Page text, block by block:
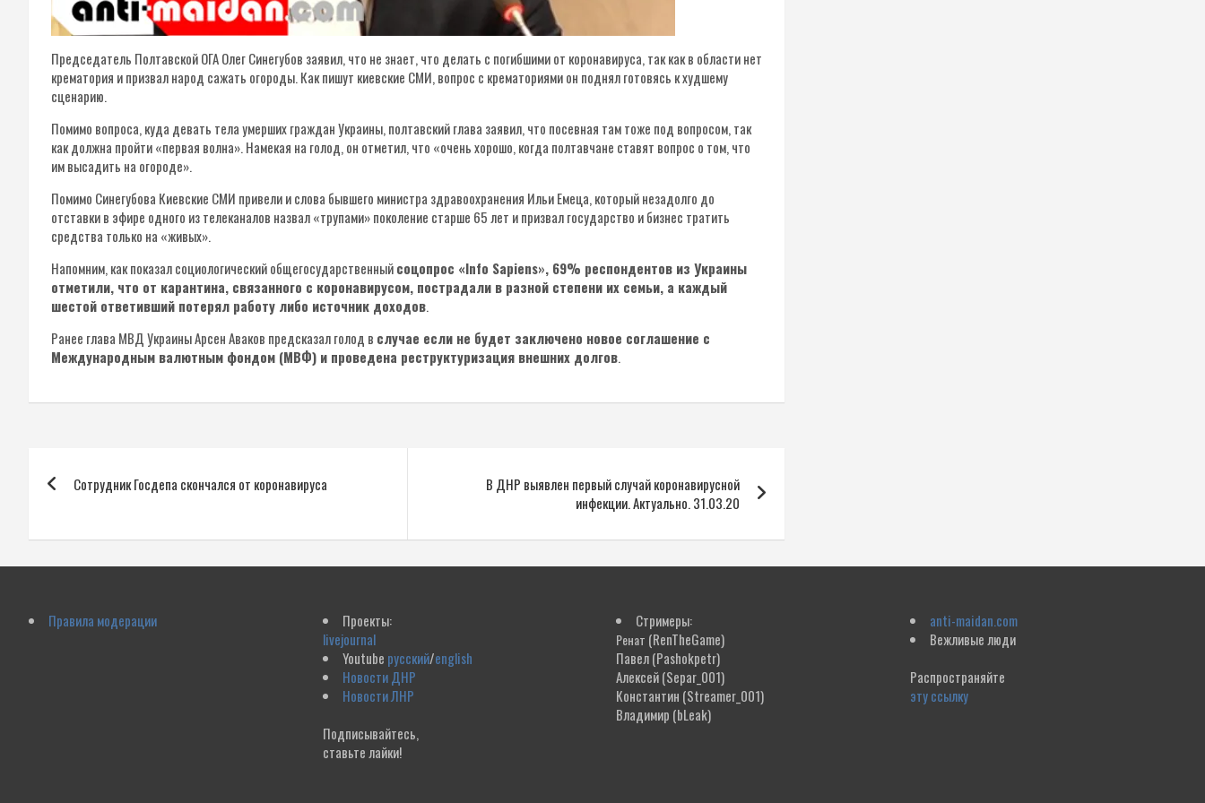
Председатель Полтавской ОГА Олег Синегубов заявил, что не знает, что делать с погибшими от коронавируса, так как в области нет
крематория и призвал народ сажать огороды. Как пишут киевские СМИ, вопрос с крематориями он поднял готовясь к худшему
сценарию.
Помимо вопроса, куда девать тела умерших граждан Украины, полтавский глава заявил, что посевная там тоже под вопросом, так
как должна пройти «первая волна». Намекая на голод, он отметил, что «очень хорошо, когда полтавчане ставят вопрос о том, что
им высадить на огороде».
Помимо Синегубова Киевские СМИ привели и слова бывшего министра здравоохранения Ильи Емеца, который незадолго до
отставки в эфире одного из телеканалов назвал «трупами» поколение старше 65 лет и призвал государство и бизнес тратить
средства только на «живых».
Напомним, как показал социологический общегосударственныйсоцопрос «Info Sapiens», 69% респондентов из Украины
отметили, что от карантина, связанного с коронавирусом, пострадали в разной степени их семьи, а каждый
шестой ответивший потерял работу либо источник доходов.
Ранее глава МВД Украины Арсен Аваков предсказал голод в случае если не будет заключено новое соглашение с
Международным валютным фондом (МВФ) и проведена реструктуризация внешних долгов.
Навигация
по
записям
Сотрудник Госдепа скончался от коронавируса
В ДНР выявлен первый случай коронавирусной
инфекции. Актуально. 31.03.20
Правила модерации
Проекты:
livejournal
Youtube русский/english
Новости ДНР
Новости ЛНР
Подписывайтесь,
ставьте лайки!
Стримеры:
Ренат (RenTheGame)
Павел(Pashokpetr)
Алексей(Separ_001)
Константин (Streamer_001)
Владимир (bLeak)
anti-maidan.com
Вежливые люди
Распространяйте
эту ссылку